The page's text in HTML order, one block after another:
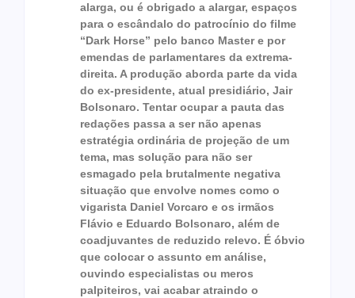
alarga, ou é obrigado a alargar, espaços
para o escândalo do patrocínio do filme
“Dark Horse” pelo banco Master e por
emendas de parlamentares da extrema-
direita. A produção aborda parte da vida
do ex-presidente, atual presidiário, Jair
Bolsonaro. Tentar ocupar a pauta das
redações passa a ser não apenas
estratégia ordinária de projeção de um
tema, mas solução para não ser
esmagado pela brutalmente negativa
situação que envolve nomes como o
vigarista Daniel Vorcaro e os irmãos
Flávio e Eduardo Bolsonaro, além de
coadjuvantes de reduzido relevo. É óbvio
que colocar o assunto em análise,
ouvindo especialistas ou meros
palpiteiros, vai acabar atraindo o